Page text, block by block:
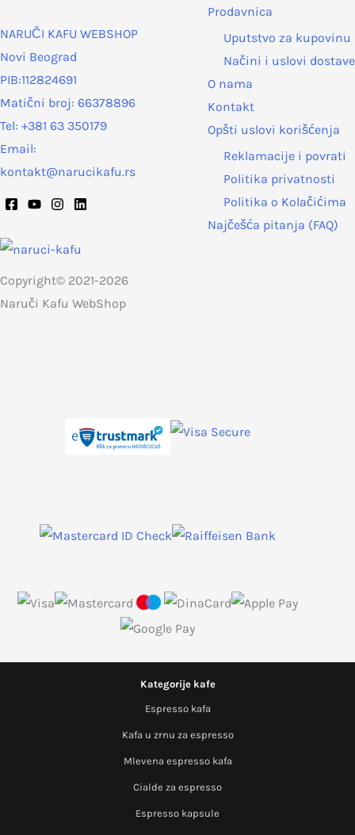
NARUČI KAFU WEBSHOP
Novi Beograd
PIB:112824691
Matični broj: 66378896
Tel: +381 63 350179
Email:
kontakt@narucikafu.rs
Prodavnica
Uputstvo za kupovinu
Načini i uslovi dostave
O nama
Kontakt
Opšti uslovi korišćenja
Reklamacije i povrati
Politika privatnosti
Politika o Kolačićima
Najčešća pitanja (FAQ)
Copyright© 2021-2026
Naruči Kafu WebShop
Kategorije kafe
Espresso kafa
Kafa u zrnu za espresso
Mlevena espresso kafa
Cialde za espresso
Espresso kapsule